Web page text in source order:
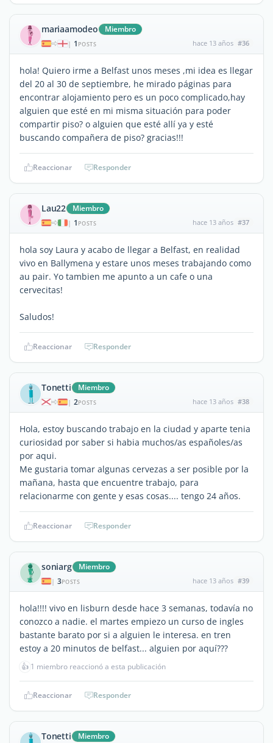
mariaamodeo Miembro
| 1 POSTS hace 13 años #36
hola! Quiero irme a Belfast unos meses ,mi idea es llegar
del 20 al 30 de septiembre, he mirado páginas para
encontrar alojamiento pero es un poco complicado,hay
alguien que esté en mi misma situación para poder
compartir piso? o alguien que esté allí ya y esté
buscando compañera de piso? gracias!!!
Reaccionar Responder
Lau22 Miembro
| 1 POSTS hace 13 años #37
hola soy Laura y acabo de llegar a Belfast, en realidad
vivo en Ballymena y estare unos meses trabajando como
au pair. Yo tambien me apunto a un cafe o una
cervecitas!
Saludos!
Reaccionar Responder
Tonetti Miembro
| 2POSTS hace 13 años #38
Hola, estoy buscando trabajo en la ciudad y aparte tenia
curiosidad por saber si habia muchos/as españoles/as
por aqui.
Me gustaria tomar algunas cervezas a ser posible por la
mañana, hasta que encuentre trabajo, para
relacionarme con gente y esas cosas.... tengo 24 años.
Reaccionar Responder
soniarg Miembro
| 3POSTS hace 13 años #39
hola!!!! vivo en lisburn desde hace 3 semanas, todavía no
conozco a nadie. el martes empiezo un curso de ingles
bastante barato por si a alguien le interesa. en tren
estoy a 20 minutos de belfast... alguien por aquí???
👍 1 miembro reaccionó a esta publicación
Reaccionar Responder
Tonetti Miembro